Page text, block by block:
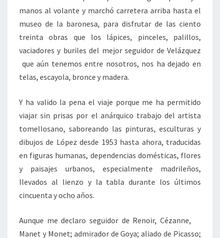
manos al volante y marchó carretera arriba hasta el
museo de la baronesa, para disfrutar de las ciento
treinta obras que los lápices, pinceles, palillos,
vaciadores y buriles del mejor seguidor de Velázquez
que aún tenemos entre nosotros, nos ha dejado en
telas, escayola, bronce y madera.
Y ha valido la pena el viaje porque me ha permitido
viajar sin prisas por el anárquico trabajo del artista
tomellosano, saboreando las pinturas, esculturas y
dibujos de López desde 1953 hasta ahora, traducidas
en figuras humanas, dependencias domésticas, flores
y paisajes urbanos, especialmente madrileños,
llevados al lienzo y la tabla durante los últimos
cincuenta y ocho años.
Aunque me declaro seguidor de Renoir, Cézanne,
Manet y Monet; admirador de Goya; aliado de Picasso;